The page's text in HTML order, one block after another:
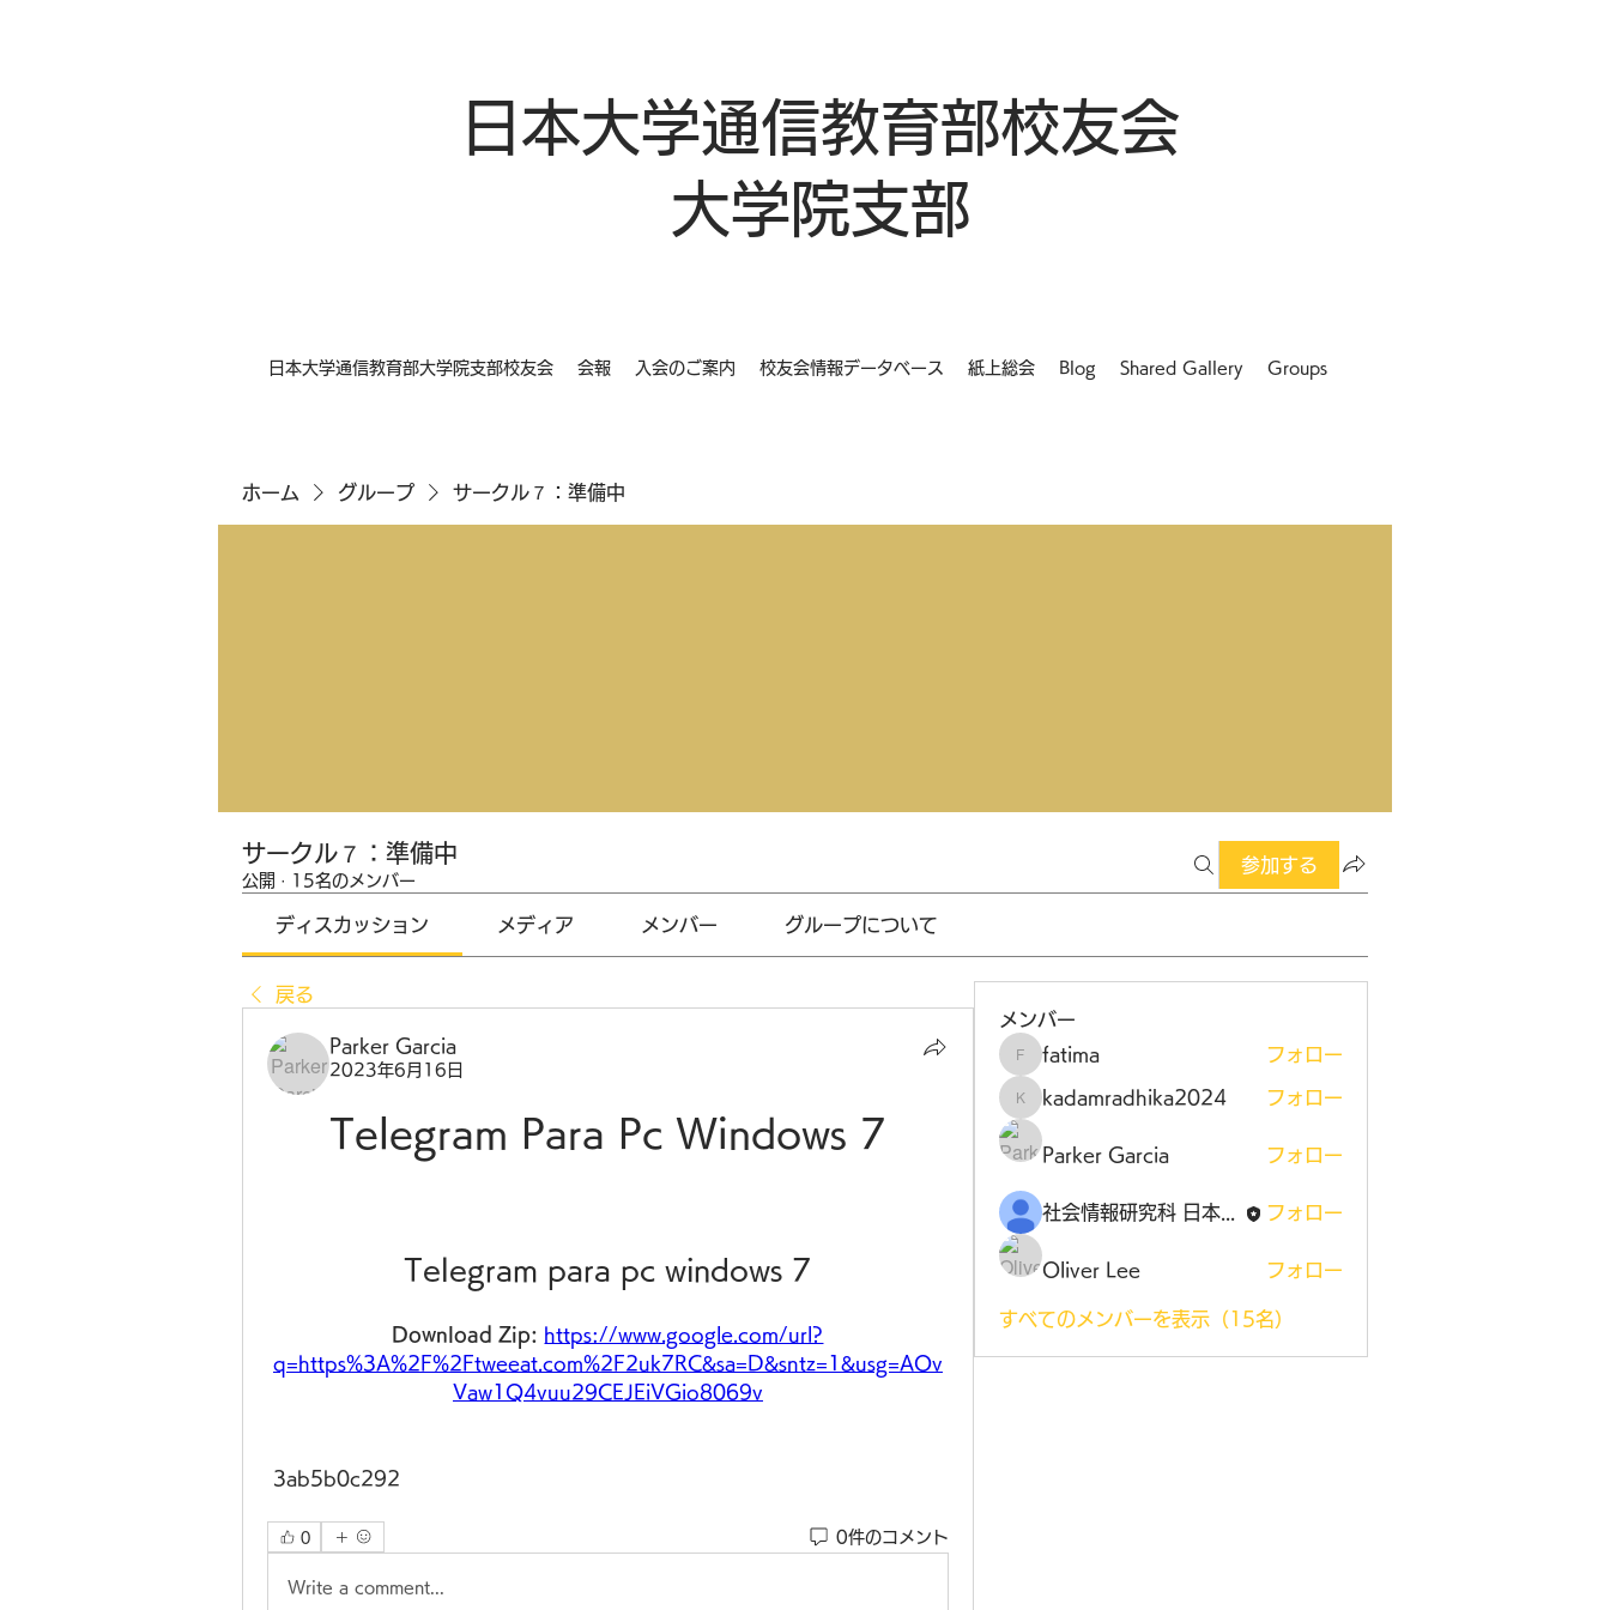
日本大学通信教育部校友会
大学院支部
日本大学通信教育部大学院支部校友会 会報 入会のご案内 校友会情報データベース 紙上総会 Blog Shared Gallery Groups
ホーム グループ サークル７：準備中
サークル７：準備中
公開 · 15名のメンバー
参加する
ディスカッション メディア メンバー グループについて
戻る
Parker Garcia
2023年6月16日
Telegram Para Pc Windows 7
Telegram para pc windows 7
Download Zip: https://www.google.com/url?
q=https%3A%2F%2Ftweeat.com%2F2uk7RC&sa=D&sntz=1&usg=AOv
Vaw1Q4vuu29CEJEiVGio8069v
3ab5b0c292
0 0件のコメント
Write a comment...
メンバー
fatima
fatima フォロー
kadamradhika2024
kadamradhika2024 フォロー
Parker Garcia フォロー
社会情報研究科 日本大学大学院 フォロー
Oliver Lee フォロー
すべてのメンバーを表示（15名）